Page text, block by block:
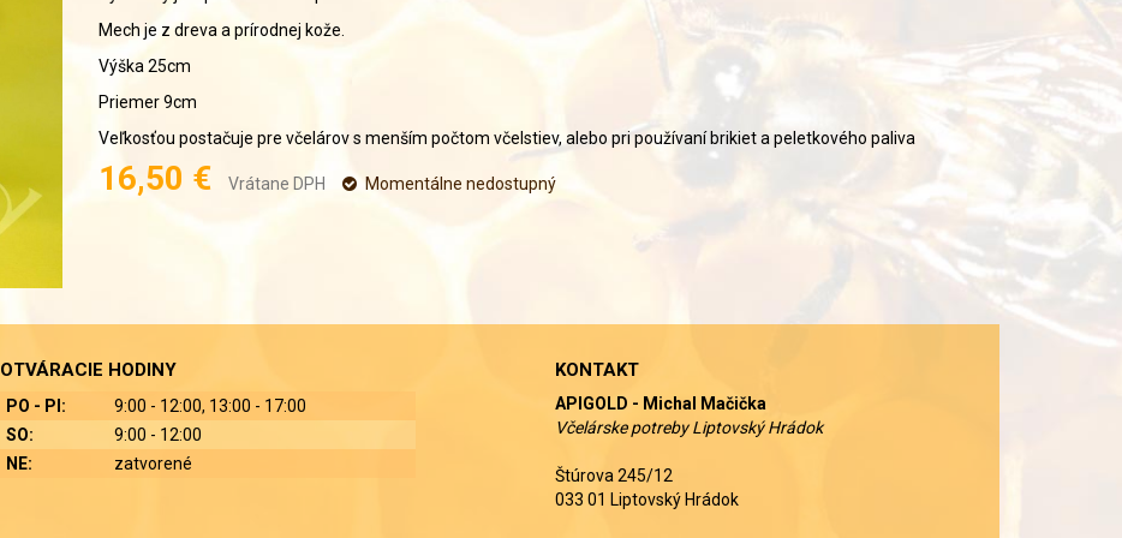
Mech je z dreva a prírodnej kože.
Výška 25cm
Priemer 9cm
Veľkosťou postačuje pre včelárov s menším počtom včelstiev, alebo pri používaní brikiet a peletkového paliva
16,50 € Vrátane DPH Momentálne nedostupný
OTVÁRACIE HODINY
PO - PI:
9:00 - 12:00, 13:00 - 17:00
SO:
9:00 - 12:00
NE:
zatvorené
KONTAKT
APIGOLD - Michal Mačička
Včelárske potreby Liptovský Hrádok
Štúrova 245/12
033 01 Liptovský Hrádok